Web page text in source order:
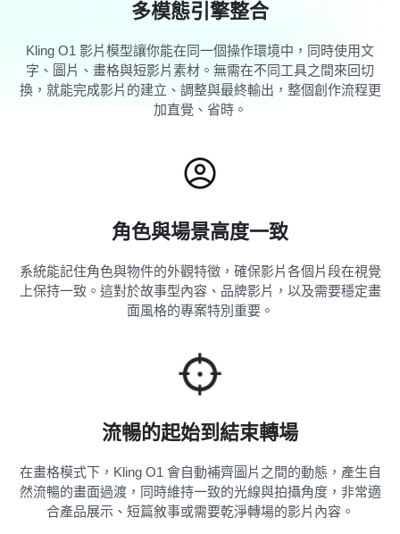
多模態引擎整合
Kling O1 影片模型讓你能在同一個操作環境中，同時使用文
字、圖片、畫格與短影片素材。無需在不同工具之間來回切
換，就能完成影片的建立、調整與最終輸出，整個創作流程更
加直覺、省時。
角色與場景高度一致
系統能記住角色與物件的外觀特徵，確保影片各個片段在視覺
上保持一致。這對於故事型內容、品牌影片，以及需要穩定畫
面風格的專案特別重要。
流暢的起始到結束轉場
在畫格模式下，Kling O1 會自動補齊圖片之間的動態，產生自
然流暢的畫面過渡，同時維持一致的光線與拍攝角度，非常適
合產品展示、短篇敘事或需要乾淨轉場的影片內容。